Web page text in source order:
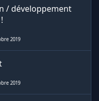
/ développement
2019
2019